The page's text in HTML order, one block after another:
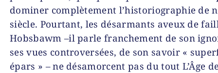
dominer complètement l’historiographie de
siècle. Pourtant, les désarmants aveux de
Hobsbawm –il parle franchement de son
ses vues controversées, de son savoir «
épars » – ne désamorcent pas du tout L’Âge